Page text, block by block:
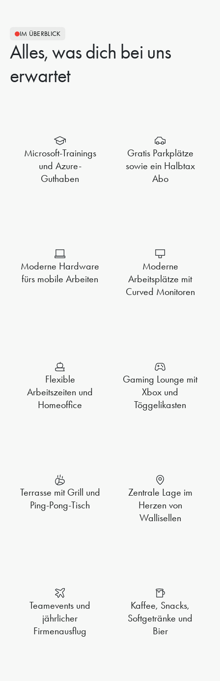
IM ÜBERBLICK
Alles, was dich bei uns
erwartet
Microsoft-Trainings
und Azure-
Guthaben
Gratis Parkplätze
sowie ein Halbtax
Abo
Moderne Hardware
fürs mobile Arbeiten
Moderne
Arbeitsplätze mit
Curved Monitoren
Flexible
Arbeitszeiten und
Homeoffice
Gaming Lounge mit
Xbox und
Töggelikasten
Terrasse mit Grill und
Ping-Pong-Tisch
Zentrale Lage im
Herzen von
Wallisellen
Teamevents und
jährlicher
Firmenausflug
Kaffee, Snacks,
Softgetränke und
Bier